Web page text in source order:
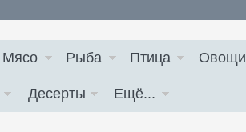
Мясо Рыба Птица Овощи
Десерты Ещё...